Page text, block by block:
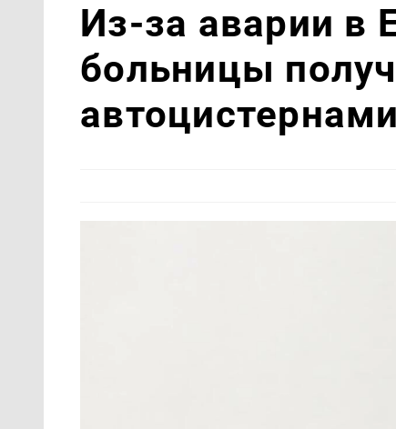
Из-за аварии в
больницы
автоцистернами